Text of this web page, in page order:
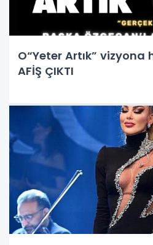
O“Yeter Artık” vizyona hazır.
AFİŞ ÇIKTI